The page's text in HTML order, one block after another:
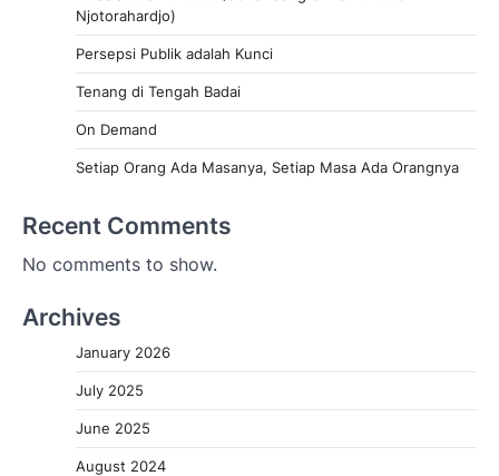
Njotorahardjo)
Persepsi Publik adalah Kunci
Tenang di Tengah Badai
On Demand
Setiap Orang Ada Masanya, Setiap Masa Ada Orangnya
Recent Comments
No comments to show.
Archives
January 2026
July 2025
June 2025
August 2024